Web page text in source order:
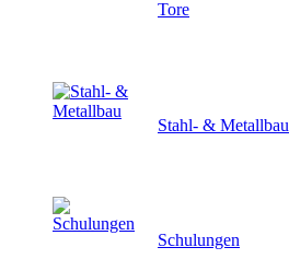
Tore
Stahl- & Metallbau
Schulungen